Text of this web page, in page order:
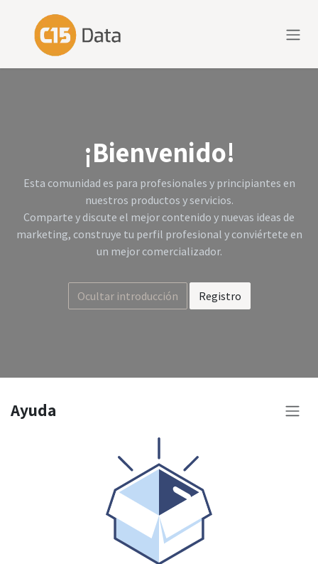
¡Bienvenido!
Esta comunidad es para profesionales y principiantes en
nuestros productos y servicios.
Comparte y discute el mejor contenido y nuevas ideas de
marketing, construye tu perfil profesional y conviértete en
un mejor comercializador.
Ocultar introducción Registro
Ayuda